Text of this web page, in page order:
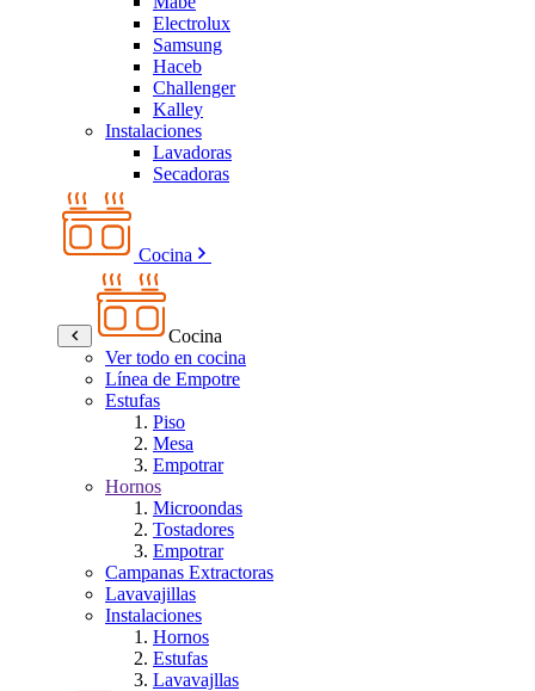
Electrolux
Samsung
Haceb
Challenger
Kalley
Instalaciones
Lavadoras
Secadoras
Cocina
Cocina
Ver todo en cocina
Línea de Empotre
Estufas
Piso
Mesa
Empotrar
Hornos
Microondas
Tostadores
Empotrar
Campanas Extractoras
Lavavajillas
Instalaciones
Hornos
Estufas
Lavavajllas